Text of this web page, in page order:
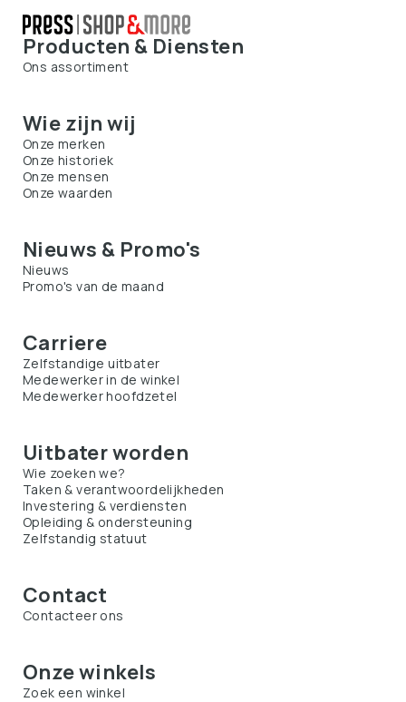
Producten & Diensten
Ons assortiment
Wie zijn wij
Onze merken
Onze historiek
Onze mensen
Onze waarden
Nieuws & Promo's
Nieuws
Promo's van de maand
Carriere
Zelfstandige uitbater
Medewerker in de winkel
Medewerker hoofdzetel
Uitbater worden
Wie zoeken we?
Taken & verantwoordelijkheden
Investering & verdiensten
Opleiding & ondersteuning
Zelfstandig statuut
Contact
Contacteer ons
Onze winkels
Zoek een winkel